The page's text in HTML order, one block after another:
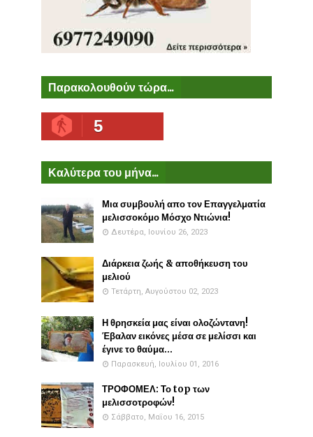
Παρακολουθούν τώρα...
5
Καλύτερα του μήνα...
Μια συμβουλή απο τον Επαγγελματία
μελισσοκόμο Μόσχο Ντιώνια!
Δευτέρα, Ιουνίου 26, 2023
Διάρκεια ζωής & αποθήκευση του
μελιού
Τετάρτη, Αυγούστου 02, 2023
Η θρησκεία μας είναι ολοζώντανη!
Έβαλαν εικόνες μέσα σε μελίσσι και
έγινε το θαύμα...
Παρασκευή, Ιουλίου 01, 2016
ΤΡΟΦΟΜΕΛ: Το top των
μελισσοτροφών!
Σάββατο, Μαΐου 16, 2015